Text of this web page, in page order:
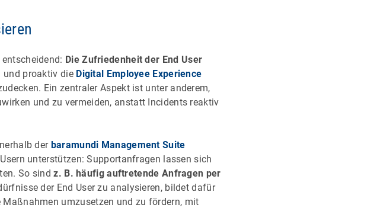
Die Zufriedenheit der End User
und proaktiv die Digital Employee Experience
Ein zentraler Aspekt ist unter anderem,
und zu vermeiden, anstatt Incidents reaktiv
der baramundi Management Suite
unterstützen: Supportanfragen lassen sich
So sindz. B. häufig auftretende Anfragen per
der End User zu analysieren, bildet dafür
umzusetzen und zu fördern, mit